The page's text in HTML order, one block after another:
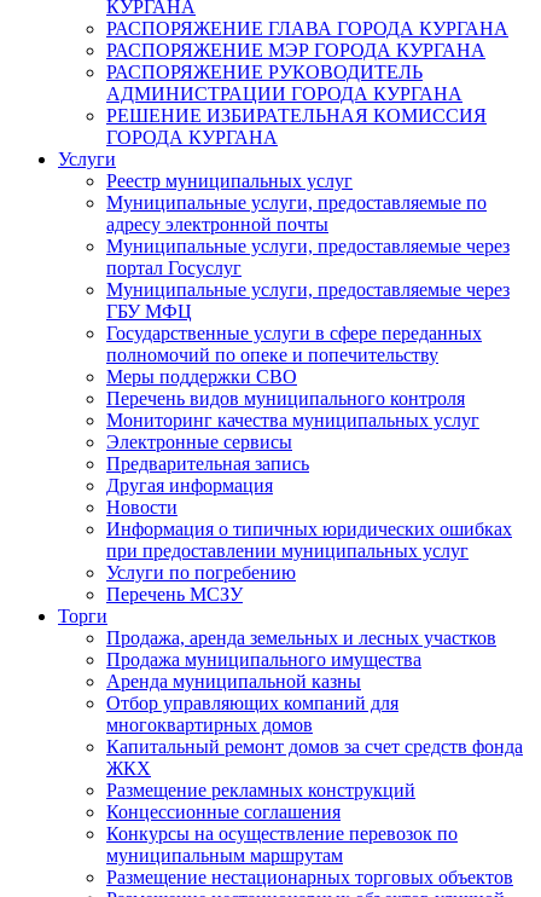
КУРГАНА
РАСПОРЯЖЕНИЕ ГЛАВА ГОРОДА КУРГАНА
РАСПОРЯЖЕНИЕ МЭР ГОРОДА КУРГАНА
РАСПОРЯЖЕНИЕ РУКОВОДИТЕЛЬ
АДМИНИСТРАЦИИ ГОРОДА КУРГАНА
РЕШЕНИЕ ИЗБИРАТЕЛЬНАЯ КОМИССИЯ
ГОРОДА КУРГАНА
Услуги
Реестр муниципальных услуг
Муниципальные услуги, предоставляемые по
адресу электронной почты
Муниципальные услуги, предоставляемые через
портал Госуслуг
Муниципальные услуги, предоставляемые через
ГБУ МФЦ
Государственные услуги в сфере переданных
полномочий по опеке и попечительству
Меры поддержки СВО
Перечень видов муниципального контроля
Мониторинг качества муниципальных услуг
Электронные сервисы
Предварительная запись
Другая информация
Новости
Информация о типичных юридических ошибках
при предоставлении муниципальных услуг
Услуги по погребению
Перечень МСЗУ
Торги
Продажа, аренда земельных и лесных участков
Продажа муниципального имущества
Аренда муниципальной казны
Отбор управляющих компаний для
многоквартирных домов
Капитальный ремонт домов за счет средств фонда
ЖКХ
Размещение рекламных конструкций
Концессионные соглашения
Конкурсы на осуществление перевозок по
муниципальным маршрутам
Размещение нестационарных торговых объектов